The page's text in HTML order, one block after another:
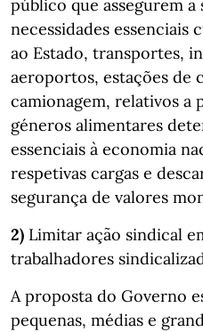
público que assegurem a
necessidades essenciais
ao Estado, transportes,
aeroportos, estações de
camionagem, relativos a
géneros alimentares
essenciais à economia
respetivas cargas e
segurança de valores
2) Limitar ação sindical
trabalhadores
A proposta do Governo
pequenas, médias e